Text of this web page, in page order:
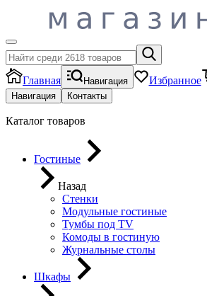
Главная Навигация Избранное
Навигация Контакты
Каталог товаров
Гостиные
Назад
Стенки
Модульные гостиные
Тумбы под ТV
Комоды в гостиную
Журнальные столы
Шкафы